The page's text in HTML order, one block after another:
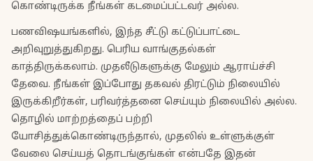
கொண்டிருக்க நீங்கள் கடமைப்பட்டவர் அல்ல.
பணவிஷயங்களில், இந்த சீட்டு கட்டுப்பாட்டை
அறிவுறுத்துகிறது. பெரிய வாங்குதல்கள்
காத்திருக்கலாம். முதலீடுகளுக்கு மேலும் ஆராய்ச்சி
தேவை. நீங்கள் இப்போது தகவல் திரட்டும் நிலையில்
இருக்கிறீர்கள், பரிவர்த்தனை செய்யும் நிலையில் அல்ல.
தொழில் மாற்றத்தைப் பற்றி
யோசித்துக்கொண்டிருந்தால், முதலில் உள்ளுக்குள்
வேலை செய்யத் தொடங்குங்கள் என்பதே இதன்